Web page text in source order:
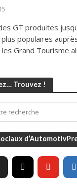
GT produites
plus populaires
Grand Tourisme
Trouvez !